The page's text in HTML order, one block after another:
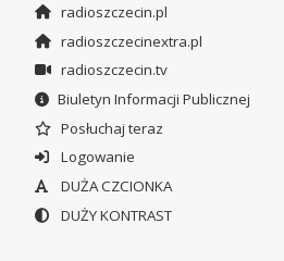
radioszczecin.pl
radioszczecinextra.pl
radioszczecin.tv
Biuletyn Informacji Publicznej
Posłuchaj teraz
Logowanie
DUŻA CZCIONKA
DUŻY KONTRAST